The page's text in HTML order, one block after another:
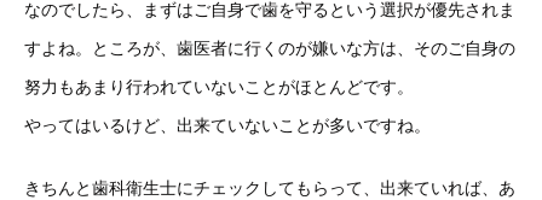
なのでしたら、まずはご自身で歯を守るという選択が優先されま
すよね。ところが、歯医者に行くのが嫌いな方は、そのご自身の
努力もあまり行われていないことがほとんどです。
やってはいるけど、出来ていないことが多いですね。
きちんと歯科衛生士にチェックしてもらって、出来ていれば、あ